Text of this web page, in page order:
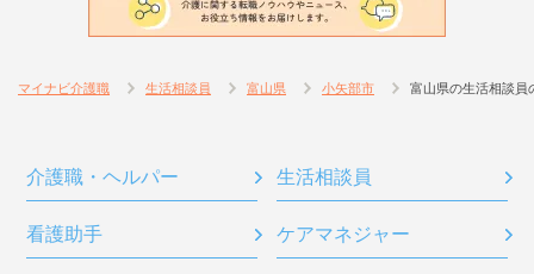
マイナビ介護職 生活相談員 富山県 小矢部市 富山県の生活相談員
介護職・ヘルパー 生活相談員
看護助手 ケアマネジャー